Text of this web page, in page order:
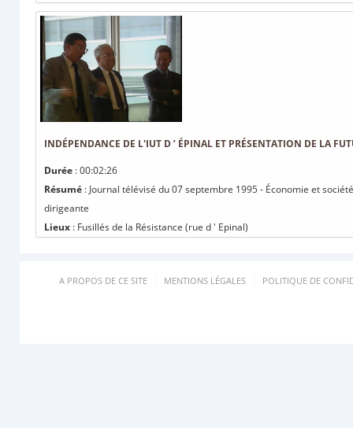
INDÉPENDANCE DE L'IUT D ’ ÉPINAL ET PRÉSENTATION DE LA
Durée : 00:02:26
Résumé : Journal télévisé du 07 septembre 1995 - Économie et
dirigeante
Lieux : Fusillés de la Résistance (rue d ' Epinal)
A PROPOS DE CE SITE MENTIONS LÉGALES POLITIQUE DE